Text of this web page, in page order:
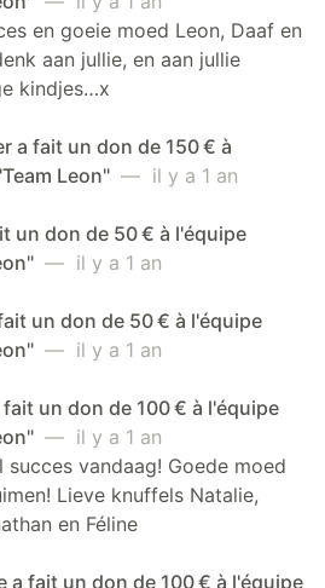
en goeie moed Leon, Daaf en
aan jullie, en aan jullie
kindjes…x
a fait un don de 150 € à
Leon" — il y a 1 an
un don de 50 € à l'équipe
— il y a 1 an
un don de 50 € à l'équipe
— il y a 1 an
fait un don de 100 € à l'équipe
— il y a 1 an
succes vandaag! Goede moed
Lieve knuffels Natalie,
en Féline
a fait un don de 100 € à l'équipe